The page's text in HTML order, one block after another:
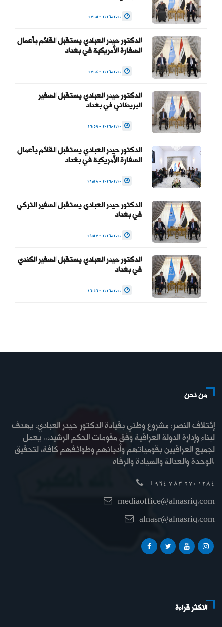
للسلطة والحفاظ على…
العبادي
(@HaiderAlAbadi)
January 23, 2026
الدكتور حيدر العبادي يستقبل القائم بأعمال
السفارة الأمريكية في بغداد
الدكتور حيدر العبادي يستقبل السفير
البريطاني في بغداد
الدكتور حيدر العبادي يستقبل القائم بأعمال
السفارة الأمريكية في بغداد
الدكتور حيدر العبادي يستقبل السفير التركي
في بغداد
الدكتور حيدر العبادي يستقبل السفير الكندي
في بغداد
من نحن
إئتلاف النصر: مشروع وطني بقيادة الدكتور حيدر العبادي، يهدف
لبناء وإدارة الدولة العراقية وفق مقومات الحكم الرشيد،.. يعمل
لجميع العراقيين بقومياتهم وأديانهم وطوائفهم كافة، لتحقيق
الوحدة والعدالة والسيادة والرفاه.
+964 783 270 1284
mediaoffice@alnasriq.com
alnasr@alnasriq.com
الاكثر قراءة